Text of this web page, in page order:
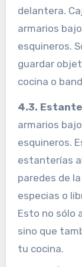
delantera.
armarios
esquineros.
guardar
cocina o
4.3.
armarios
esquineros.
estanterías
paredes de
especias o
Esto no sólo
sino que
tu cocina.